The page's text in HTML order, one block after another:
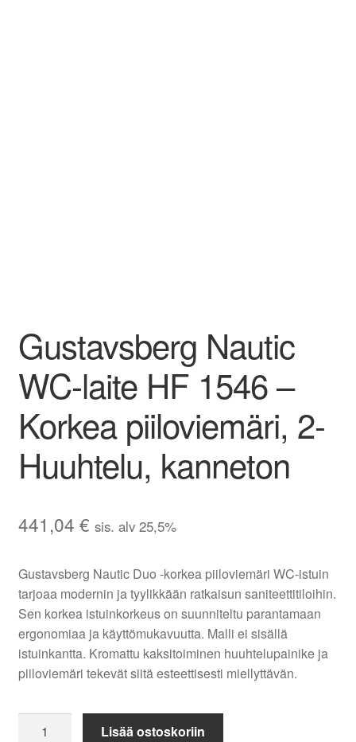
Gustavsberg Nautic
WC-laite HF 1546 –
Korkea piiloviemäri, 2-
Huuhtelu, kanneton
441,04 € sis. alv 25,5%
Gustavsberg Nautic Duo -korkea piiloviemäri WC-istuin
tarjoaa modernin ja tyylikkään ratkaisun saniteettitiloihin.
Sen korkea istuinkorkeus on suunniteltu parantamaan
ergonomiaa ja käyttömukavuutta. Malli ei sisällä
istuinkantta. Kromattu kaksitoiminen huuhtelupainike ja
piiloviemäri tekevät siitä esteettisesti miellyttävän.
Lisää ostoskoriin